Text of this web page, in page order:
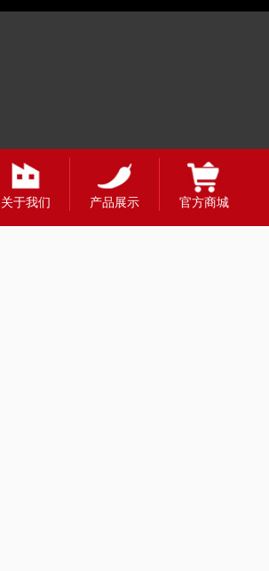
关于我们 产品展示 官方商城